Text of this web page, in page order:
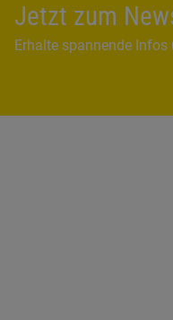
Jetzt zum
Erhalte spannende